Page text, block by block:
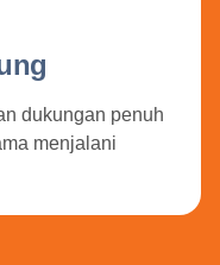
dukungan penuh
menjalani